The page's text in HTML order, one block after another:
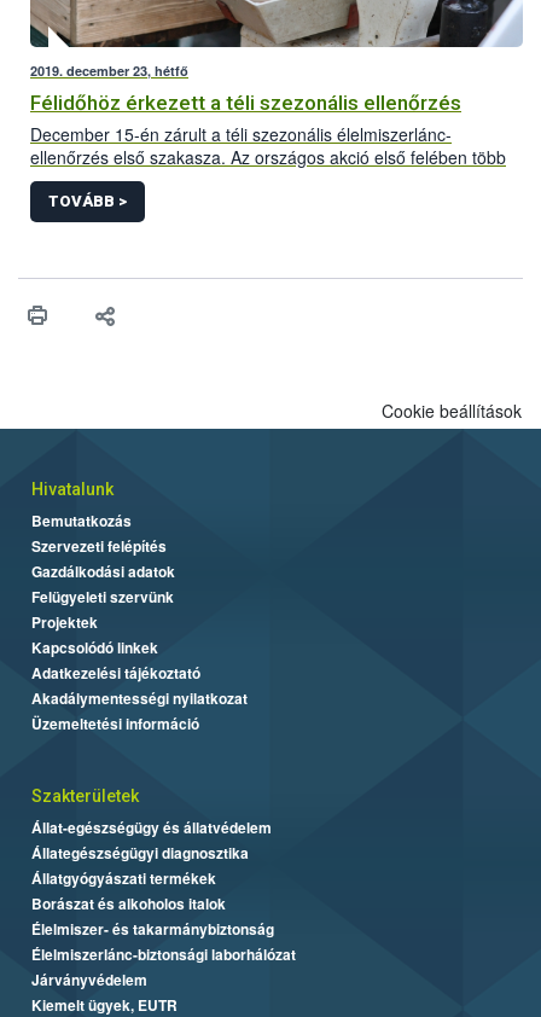
2019. december 23, hétfő
Félidőhöz érkezett a téli szezonális ellenőrzés
December 15-én zárult a téli szezonális élelmiszerlánc-
ellenőrzés első szakasza. Az országos akció első felében több
mint 1800 előállító- és forgalmazó helyet ellenőriztek a
szakemberek, figyelmeztetést és bírságot egyaránt 69
alkalommal szabtak ki, utóbbit összesen 5,6 millió Ft értékben. A
TOVÁBB >
Cookie beállítások
Hivatalunk
Bemutatkozás
Szervezeti felépítés
Gazdálkodási adatok
Felügyeleti szervünk
Projektek
Kapcsolódó linkek
Adatkezelési tájékoztató
Akadálymentességi nyilatkozat
Üzemeltetési információ
Szakterületek
Állat-egészségügy és állatvédelem
Állategészségügyi diagnosztika
Állatgyógyászati termékek
Borászat és alkoholos italok
Élelmiszer- és takarmánybiztonság
Élelmiszerlánc-biztonsági laborhálózat
Járványvédelem
Kiemelt ügyek, EUTR